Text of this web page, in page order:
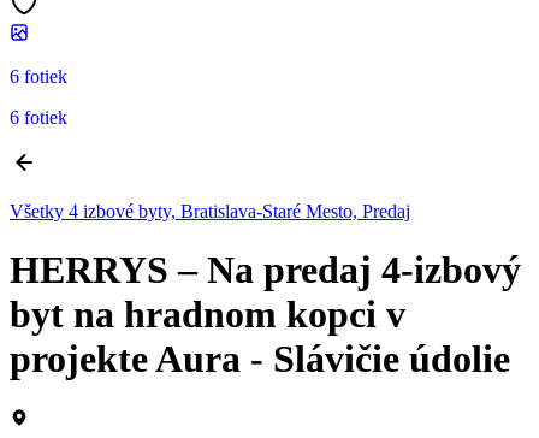
6 fotiek
6 fotiek
Všetky 4 izbové byty, Bratislava-Staré Mesto, Predaj
HERRYS – Na predaj 4-izbový
byt na hradnom kopci v
projekte Aura - Slávičie údolie